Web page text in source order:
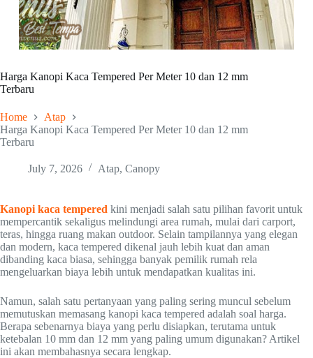
Harga Kanopi Kaca Tempered Per Meter 10 dan 12 mm
Terbaru
Home
Atap
Harga Kanopi Kaca Tempered Per Meter 10 dan 12 mm
Terbaru
July 7, 2026 Atap, Canopy
Kanopi kaca tempered kini menjadi salah satu pilihan favorit untuk
mempercantik sekaligus melindungi area rumah, mulai dari carport,
teras, hingga ruang makan outdoor. Selain tampilannya yang elegan
dan modern, kaca tempered dikenal jauh lebih kuat dan aman
dibanding kaca biasa, sehingga banyak pemilik rumah rela
mengeluarkan biaya lebih untuk mendapatkan kualitas ini.
Namun, salah satu pertanyaan yang paling sering muncul sebelum
memutuskan memasang kanopi kaca tempered adalah soal harga.
Berapa sebenarnya biaya yang perlu disiapkan, terutama untuk
ketebalan 10 mm dan 12 mm yang paling umum digunakan? Artikel
ini akan membahasnya secara lengkap.